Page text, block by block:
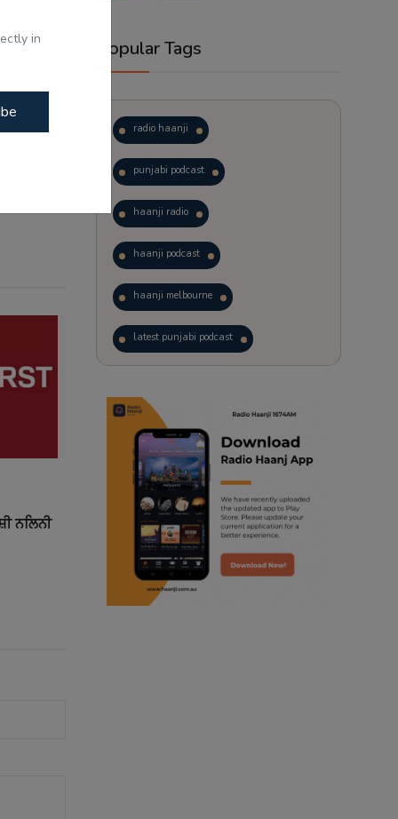
in
ਨਲਿਨੀ
Popular Tags
radio haanji
punjabi podcast
haanji radio
haanji podcast
haanji melbourne
latest punjabi podcast
trending punjabi podcast
ranjodh singh
punjabi podcast australia
radio haanji updates
punjabi kahani